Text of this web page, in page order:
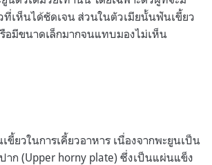
เห็นได้ชัดเจน ส่วนในตัวเมียนั้นฟันเขี้ยว
อมีขนาดเล็กมากจนแทบมองไม่เห็น
ขี้ยวในการเคี้ยวอาหาร เนื่องจากพะยูนเป็น
ก (Upper horny plate) ซึ่งเป็นแผ่นแข็ง